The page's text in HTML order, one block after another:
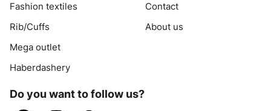
Fashion textiles
Rib/Cuffs
Mega outlet
Haberdashery
Contact
About us
Do you want to follow us?